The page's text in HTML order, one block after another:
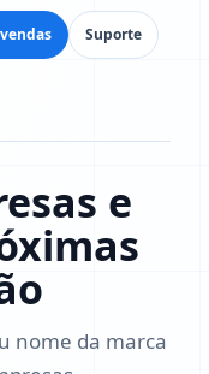
Suporte
e
nome da marca